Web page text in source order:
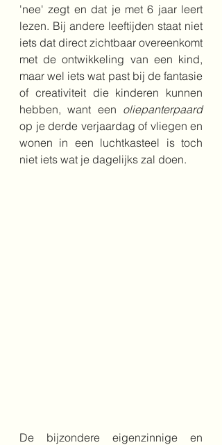
'nee' zegt en dat je met 6 jaar leert
lezen. Bij andere leeftijden staat niet
iets dat direct zichtbaar overeenkomt
met de ontwikkeling van een kind,
maar wel iets wat past bij de fantasie
of creativiteit die kinderen kunnen
hebben, want een oliepanterpaard
op je derde verjaardag of vliegen en
wonen in een luchtkasteel is toch
niet iets wat je dagelijks zal doen.
De bijzondere eigenzinnige en